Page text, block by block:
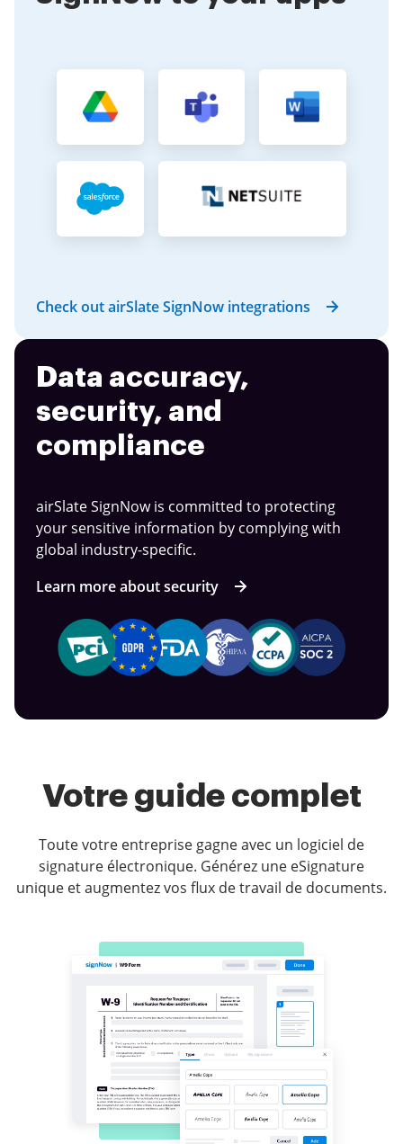
Check out airSlate SignNow integrations
Data accuracy,
security, and
compliance
airSlate SignNow is committed to protecting
your sensitive information by complying with
global industry-specific.
Learn more about security
Votre guide complet
Toute votre entreprise gagne avec un logiciel de
signature électronique. Générez une eSignature
unique et augmentez vos flux de travail de documents.